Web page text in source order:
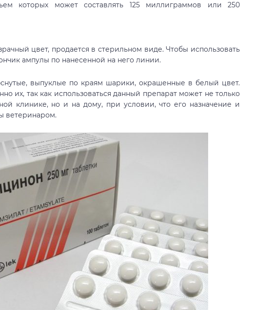
которых может составлять 125 миллиграммов или 250
цвет, продается в стерильном виде. Чтобы использовать
ампулы по нанесенной на него линии.
выпуклые по краям шарики, окрашенные в белый цвет.
их, так как использоваться данный препарат может не только
клинике, но и на дому, при условии, что его назначение и
ветеринаром.